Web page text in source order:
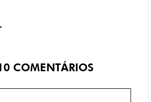
COMENTÁRIOS